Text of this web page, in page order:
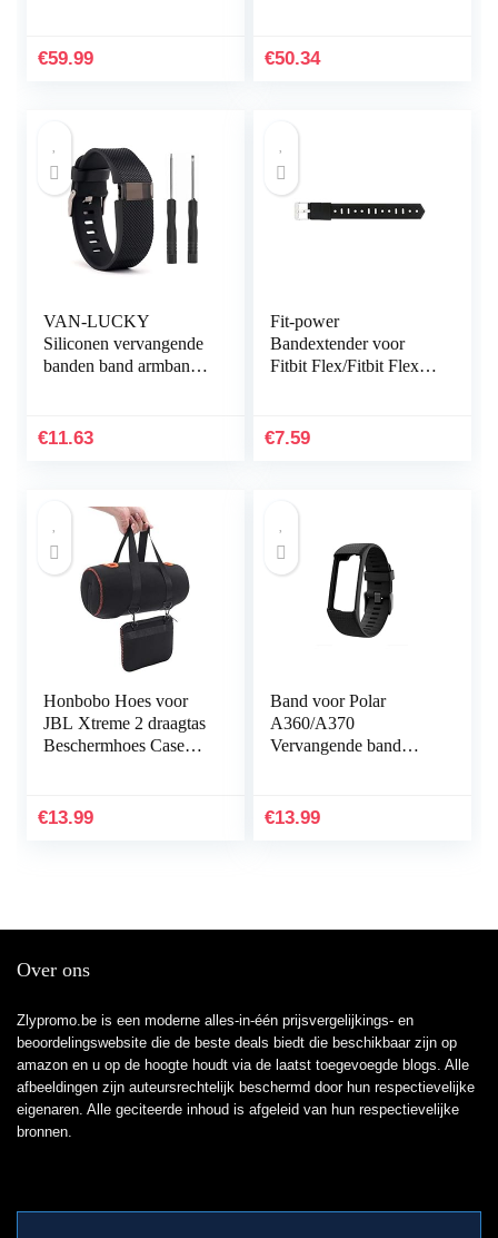
aptX HD-audio, 5 uur
€59.99
zwart [sorteren en…
€50.34
VAN-LUCKY
Siliconen vervangende
banden band armband
accessoires groot
€11.63
Fit-power
Bandextender voor
Fitbit Flex/Fitbit Flex
voor grotere polsen
€7.59
Honbobo Hoes voor
JBL Xtreme 2 draagtas
Beschermhoes Case
& oplader
€13.99
Band voor Polar
A360/A370
Vervangende band
Vervangende band
€13.99
Over ons
Zlypromo.be is een moderne alles-in-één prijsvergelijkings- en
beoordelingswebsite die de beste deals biedt die beschikbaar zijn op
amazon en u op de hoogte houdt via de laatst toegevoegde blogs. Alle
afbeeldingen zijn auteursrechtelijk beschermd door hun respectievelijke
eigenaren. Alle geciteerde inhoud is afgeleid van hun respectievelijke
bronnen.